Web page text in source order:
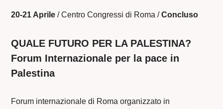
20-21 Aprile/ Centro Congressi di Roma /Concluso
QUALE FUTURO PER LA PALESTINA?
Forum Internazionale per la pace in
Palestina
Forum internazionale di Roma organizzato in